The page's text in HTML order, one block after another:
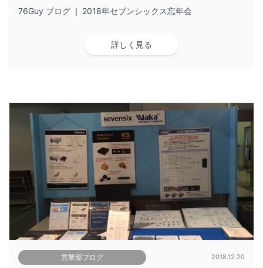
76Guy ブログ ❘ 2018年セブンシックス忘年会
詳しく見る
営業部ブログ 2018.12.20